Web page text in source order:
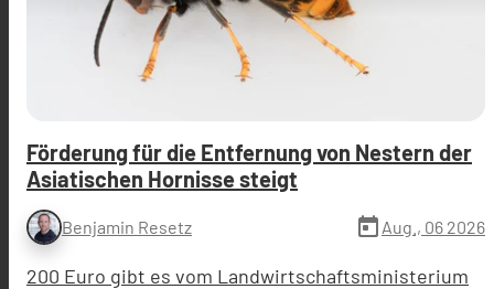
Förderung für die Entfernung von Nestern der
Asiatischen Hornisse steigt
Benjamin Resetz today Aug., 06 2026
200 Euro gibt es vom Landwirtschaftsministerium